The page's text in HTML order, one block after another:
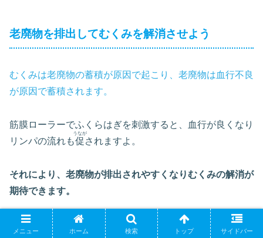
老廃物を排出してむくみを解消させよう
むくみは老廃物の蓄積が原因で起こり、老廃物は血行不良
が原因で蓄積されます。
筋膜ローラーでふくらはぎを刺激すると、血行が良くなり
リンパの流れも促
うなが
されますよ。
それにより、老廃物が排出されやすくなりむくみの解消が
期待できます。
むくみが解消すると足が細くなるので、これもうれしい効
メニュー ホーム 検索 トップ サイドバー